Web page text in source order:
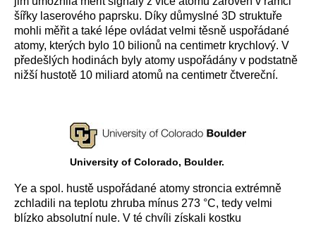
šířky laserového paprsku. Díky důmyslné 3D struktuře
mohli měřit a také lépe ovládat velmi těsně uspořádané
atomy, kterých bylo 10 bilionů na centimetr krychlový. V
předešlých hodinách byly atomy uspořádány v podstatně
nižší hustotě 10 miliard atomů na centimetr čtvereční.
University of Colorado, Boulder.
Ye a spol. hustě uspořádané atomy stroncia extrémně
zchladili na teplotu zhruba mínus 273 °C, tedy velmi
blízko absolutní nule. V té chvíli získali kostku